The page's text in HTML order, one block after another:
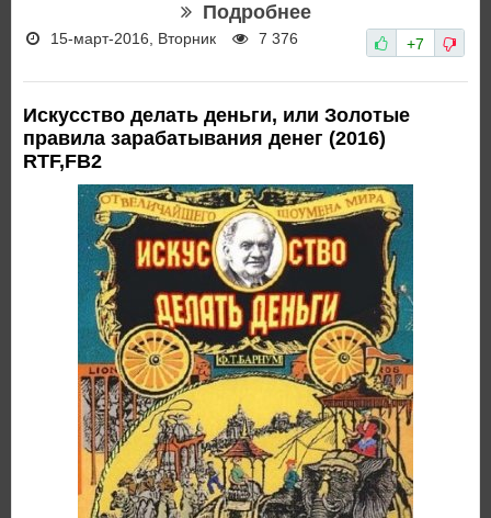
Подробнее
15-март-2016, Вторник 7 376 +7
Искусство делать деньги, или Золотые
правила зарабатывания денег (2016)
RTF,FB2